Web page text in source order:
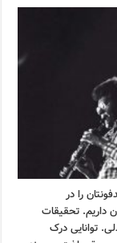
را در
داریم. تحقیقات
توانایی درک